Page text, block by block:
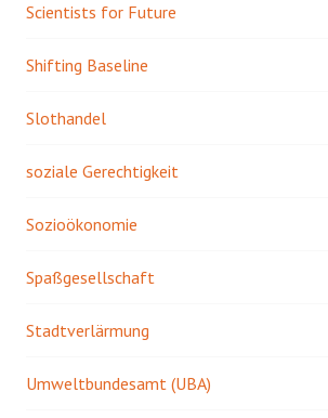
Scientists for Future
Shifting Baseline
Slothandel
soziale Gerechtigkeit
Sozioökonomie
Spaßgesellschaft
Stadtverlärmung
Umweltbundesamt (UBA)